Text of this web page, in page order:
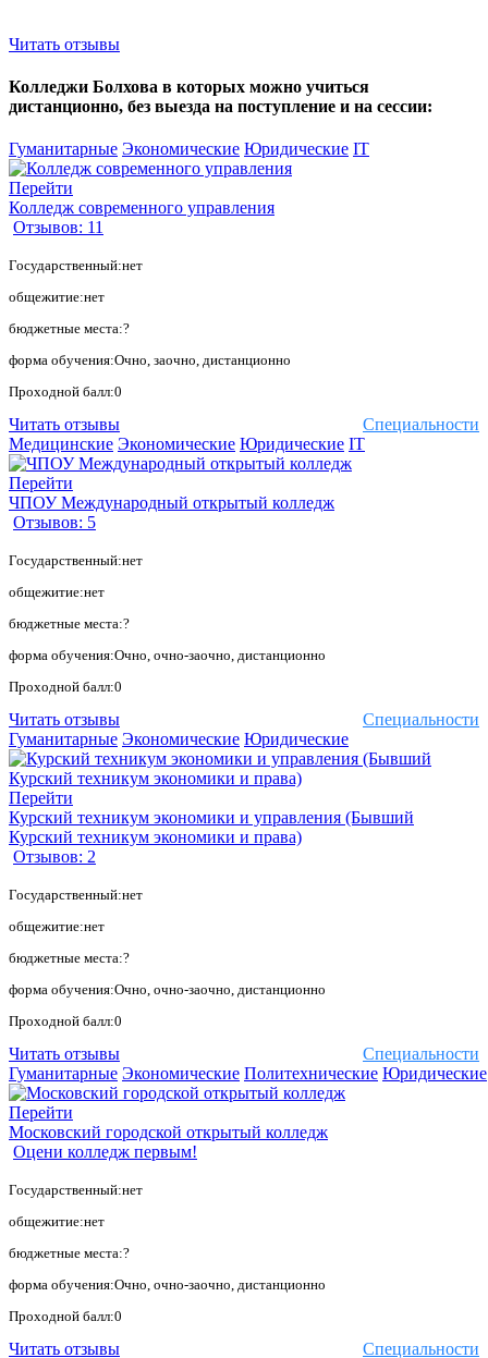
Читать отзывы
Колледжи Болхова в которых можно учиться
дистанционно, без выезда на поступление и на сессии:
Гуманитарные Экономические Юридические IT
Перейти
Колледж современного управления
Отзывов: 11
Государственный:нет
общежитие:нет
бюджетные места:?
форма обучения:Очно, заочно, дистанционно
Проходной балл:0
Специальности
Читать отзывы
Медицинские Экономические Юридические IT
Перейти
ЧПОУ Международный открытый колледж
Отзывов: 5
Государственный:нет
общежитие:нет
бюджетные места:?
форма обучения:Очно, очно-заочно, дистанционно
Проходной балл:0
Специальности
Читать отзывы
Гуманитарные Экономические Юридические
Перейти
Курский техникум экономики и управления (Бывший
Курский техникум экономики и права)
Отзывов: 2
Государственный:нет
общежитие:нет
бюджетные места:?
форма обучения:Очно, очно-заочно, дистанционно
Проходной балл:0
Специальности
Читать отзывы
Гуманитарные Экономические Политехнические Юридические
Перейти
Московский городской открытый колледж
Оцени колледж первым!
Государственный:нет
общежитие:нет
бюджетные места:?
форма обучения:Очно, очно-заочно, дистанционно
Проходной балл:0
Специальности
Читать отзывы